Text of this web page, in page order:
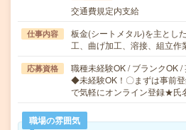
交通費規定内支給
仕事内容
板金(シートメタル)を主とし
工、曲げ加工、溶接、組立
応募資格
職種未経験OK / ブランクOK /
◆未経験OK！〇まずは事前
で気軽にオンライン登録★氏
職場の雰囲気